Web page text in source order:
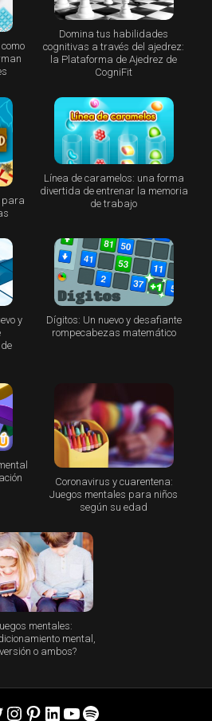
Domina tus habilidades
cognitivas a través del ajedrez:
la Plataforma de Ajedrez de
CogniFit
para
Línea de caramelos: una forma
divertida de entrenar la memoria
de trabajo
y
Dígitos: Un nuevo y desafiante
rompecabezas matemático
Coronavirus y cuarentena:
Juegos mentales para niños
según su edad
mentales:
mental,
o ambos?
Instagram
Pinterest
LinkedIn
YouTube
Spotify